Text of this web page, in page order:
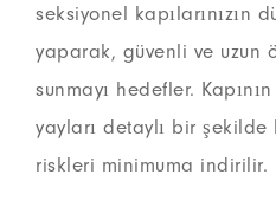
seksiyonel kapılarınızın
yaparak, güvenli ve uzun
sunmayı hedefler.
yayları detaylı bir şekilde
riskleri minimuma indirilir.